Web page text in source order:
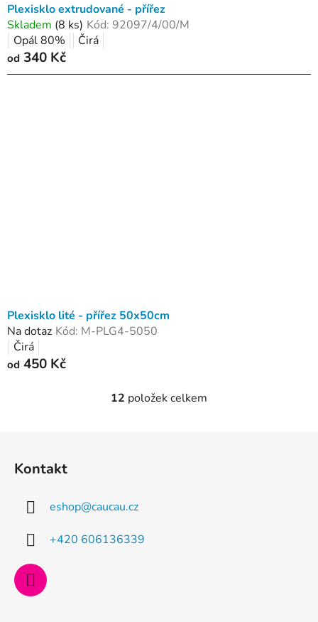
Plexisklo extrudované - přířez
Skladem (8 ks) Kód: 92097/4/00/M
Opál 80%
Čirá
od 340 Kč
Plexisklo lité - přířez 50x50cm
Na dotaz Kód: M-PLG4-5050
Čirá
od 450 Kč
O
12 položek celkem
Kontakt
eshop@caucau.cz
+420 606136339